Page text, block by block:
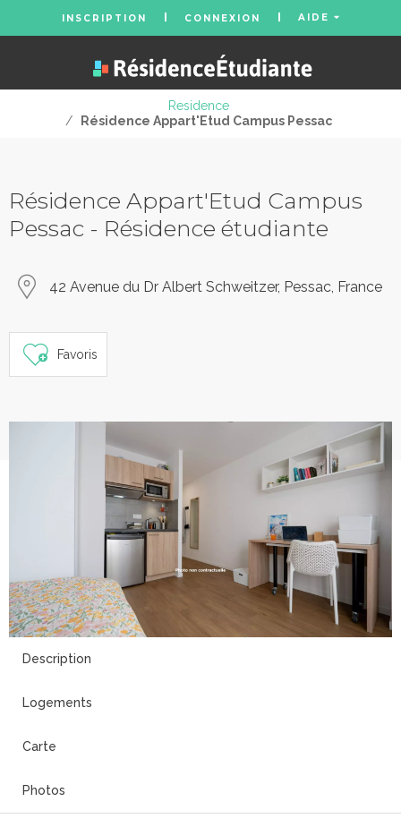
INSCRIPTION CONNEXION AIDE
Residence
/
Résidence Appart'Etud Campus Pessac
Résidence Appart'Etud Campus
Pessac - Résidence étudiante
42 Avenue du Dr Albert Schweitzer, Pessac, France
Favoris
Description
Logements
Carte
Photos